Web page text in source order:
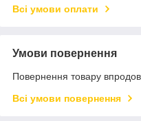
Всі умови оплати
Умови повернення
Повернення товару
Всі умови повернення